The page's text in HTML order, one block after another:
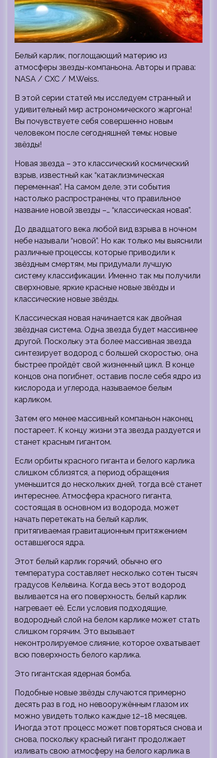
Белый карлик, поглощающий материю из
атмосферы звезды-компаньона. Авторы и права:
NASA / CXC / M.Weiss.
В этой серии статей мы исследуем странный и
удивительный мир астрономического жаргона!
Вы почувствуете себя совершенно новым
человеком после сегодняшней темы: новые
звёзды!
Новая звезда – это классический космический
взрыв, известный как “катаклизмическая
переменная”. На самом деле, эти события
настолько распространены, что правильное
название новой звезды –… “классическая новая”.
До двадцатого века любой вид взрыва в ночном
небе называли “новой”. Но как только мы выяснили
различные процессы, которые приводили к
звёздным смертям, мы придумали лучшую
систему классификации. Именно так мы получили
сверхновые, яркие красные новые звёзды и
классические новые звёзды.
Классическая новая начинается как двойная
звёздная система. Одна звезда будет массивнее
другой. Поскольку эта более массивная звезда
синтезирует водород с большей скоростью, она
быстрее пройдёт свой жизненный цикл. В конце
концов она погибнет, оставив после себя ядро ​​из
кислорода и углерода, называемое белым
карликом.
Затем его менее массивный компаньон наконец
постареет. К концу жизни эта звезда раздуется и
станет красным гигантом.
Если орбиты красного гиганта и белого карлика
слишком сблизятся, а период обращения
уменьшится до нескольких дней, тогда всё станет
интереснее. Атмосфера красного гиганта,
состоящая в основном из водорода, может
начать перетекать на белый карлик,
притягиваемая гравитационным притяжением
оставшегося ядра.
Этот белый карлик горячий, обычно его
температура составляет несколько сотен тысяч
градусов Кельвина. Когда весь этот водород
выливается на его поверхность, белый карлик
нагревает её. Если условия подходящие,
водородный слой на белом карлике может стать
слишком горячим. Это вызывает
неконтролируемое слияние, которое охватывает
всю поверхность белого карлика.
Это гигантская ядерная бомба.
Подобные новые звёзды случаются примерно
десять раз в год, но невооружённым глазом их
можно увидеть только каждые 12–18 месяцев.
Иногда этот процесс может повторяться снова и
снова, поскольку красный гигант продолжает
изливать свою атмосферу на белого карлика в